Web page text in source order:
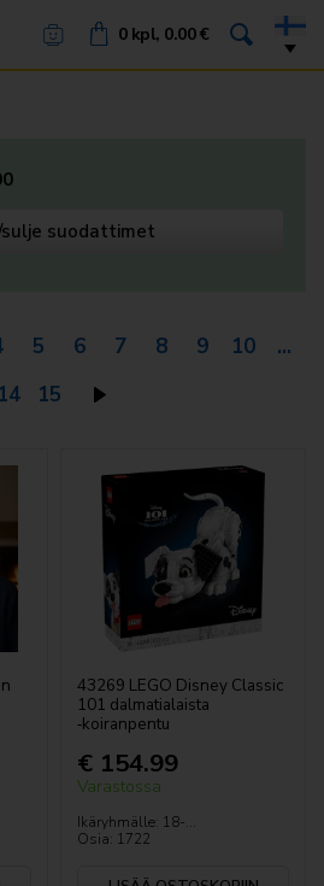

Tilini  0 kpl, 0.00 € 
suodattimet
5 6 7 8 9 10
...
14
15
43269 LEGO Disney Classic
101 dalmatialaista
‑koiranpentu
€ 154.99
Varastossa
Ikäryhmälle: 18-...
Osia: 1722